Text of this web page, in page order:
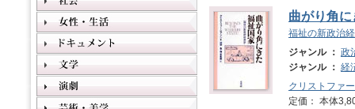
曲がり角
福祉の新政治
ジャンル ： 政
ジャンル ： 経
クリストファ
定価： 本体